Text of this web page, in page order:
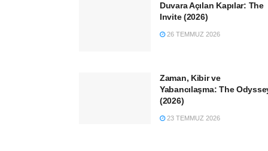
Duvara Açılan Kapılar: The
Invite (2026)
26 TEMMUZ 2026
Zaman, Kibir ve
Yabancılaşma: The
(2026)
23 TEMMUZ 2026